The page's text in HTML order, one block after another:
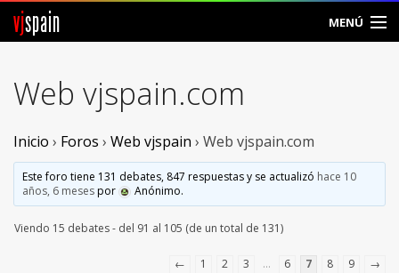
vjspain MENÚ
Foros
Noticias
Vjspain
Ayuda
Web vjspain.com
Inicio › Foros › Web vjspain › Web vjspain.com
Este foro tiene 131 debates, 847 respuestas y se actualizó hace 10
años, 6 mesespor Anónimo.
Viendo 15 debates - del 91 al 105 (de un total de 131)
← 1 2 3 … 6 7 8 9 →